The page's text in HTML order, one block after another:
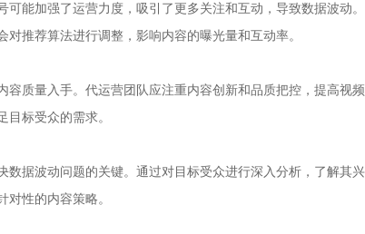
可能加强了运营力度，吸引了更多关注和互动，导致数据波动。
推荐算法进行调整，影响内容的曝光量和互动率。
容质量入手。代运营团队应注重内容创新和品质把控，提高视
标受众的需求。
数据波动问题的关键。通过对目标受众进行深入分析，了解其
性的内容策略。